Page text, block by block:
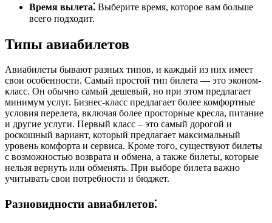
Время вылета⁚ Выберите время, которое вам больше
всего подходит.
Типы авиабилетов
Авиабилеты бывают разных типов, и каждый из них имеет
свои особенности. Самый простой тип билета — это эконом-
класс. Он обычно самый дешевый, но при этом предлагает
минимум услуг. Бизнес-класс предлагает более комфортные
условия перелета, включая более просторные кресла, питание
и другие услуги. Первый класс – это самый дорогой и
роскошный вариант, который предлагает максимальный
уровень комфорта и сервиса. Кроме того, существуют билеты
с возможностью возврата и обмена, а также билеты, которые
нельзя вернуть или обменять. При выборе билета важно
учитывать свои потребности и бюджет.
Разновидности авиабилетов⁚